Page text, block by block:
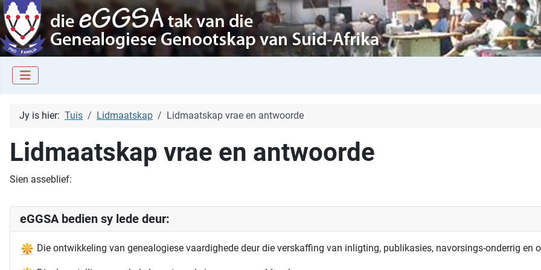
Jy is hier: Tuis Lidmaatskap Lidmaatskap vrae en antwoorde
Lidmaatskap vrae en antwoorde
Sien asseblief:
eGGSA bedien sy lede deur:
Die ontwikkeling van genealogiese vaardighede deur die verskaffing van inligting, publikasies, navorsings-onderrig en